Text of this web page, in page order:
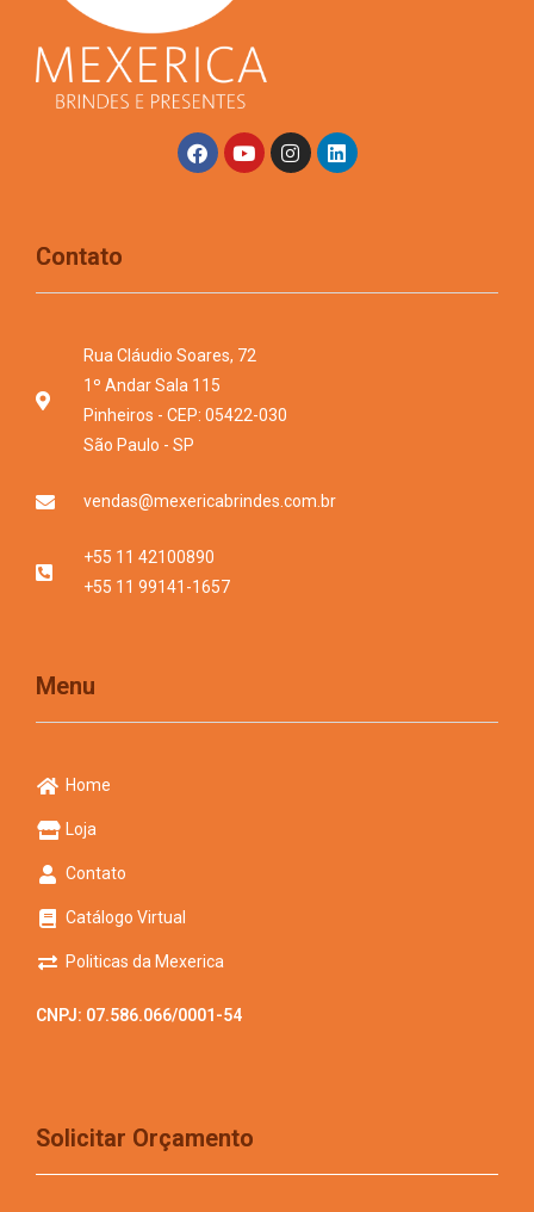
Contato
Rua Cláudio Soares, 72
1º Andar Sala 115
Pinheiros - CEP: 05422-030
São Paulo - SP
vendas@mexericabrindes.com.br
+55 11 42100890
+55 11 99141-1657
Menu
Home
Loja
Contato
Catálogo Virtual
Politicas da Mexerica
CNPJ: 07.586.066/0001-54
Solicitar Orçamento